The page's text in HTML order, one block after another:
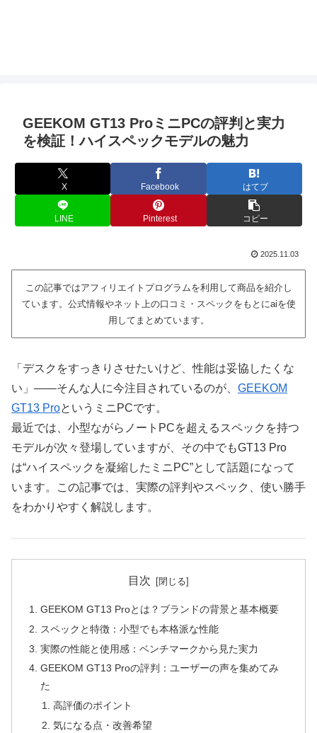
GEEKOM GT13 ProミニPCの評判と実力
を検証！ハイスペックモデルの魅力
X Facebook はてブ
LINE Pinterest コピー
2025.11.03
この記事ではアフィリエイトプログラムを利用して商品を紹介し
ています。公式情報やネット上の口コミ・スペックをもとにaiを使
用してまとめています。
「デスクをすっきりさせたいけど、性能は妥協したくな
い」——そんな人に今注目されているのが、 GEEKOM
GT13 ProというミニPCです。
最近では、小型ながらノートPCを超えるスペックを持つ
モデルが次々登場していますが、その中でもGT13 Pro
は“ハイスペックを凝縮したミニPC”として話題になって
います。この記事では、実際の評判やスペック、使い勝手
をわかりやすく解説します。
目次
GEEKOM GT13 Proとは？ブランドの背景と基本概要
スペックと特徴：小型でも本格派な性能
実際の性能と使用感：ベンチマークから見た実力
GEEKOM GT13 Proの評判：ユーザーの声を集めてみ
た
高評価のポイント
気になる点・改善希望